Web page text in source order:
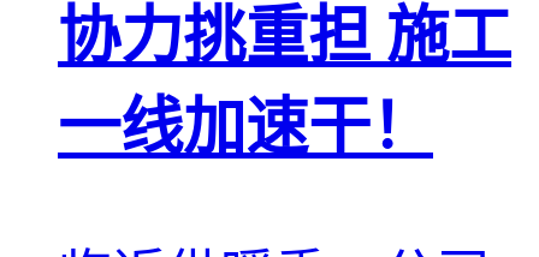
协力挑重担 施工
一线加速干！